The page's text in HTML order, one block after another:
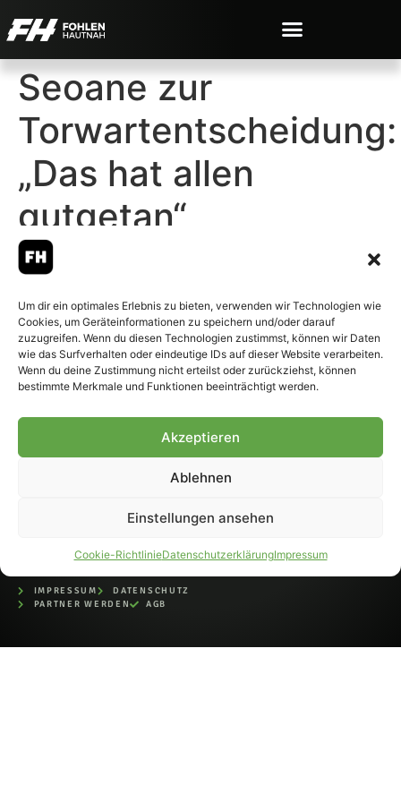
Um dir ein optimales Erlebnis zu bieten, verwenden wir Technologien wie
Cookies, um Geräteinformationen zu speichern und/oder darauf
zuzugreifen. Wenn du diesen Technologien zustimmst, können wir Daten
wie das Surfverhalten oder eindeutige IDs auf dieser Website verarbeiten.
Wenn du deine Zustimmung nicht erteilst oder zurückziehst, können
bestimmte Merkmale und Funktionen beeinträchtigt werden.
Akzeptieren
Ablehnen
Einstellungen ansehen
Cookie-RichtlinieDatenschutzerklärungImpressum
Seoane zur
Torwartentscheidung:
„Das hat allen
gutgetan“
© 2007-2026 Fohlen-Hautnah.de
– Alle rechte vorbehalten.
Fohlen-Hautnah.de ist ein
offiziell eingetragenes Magazin
IMPRESSUM
DATENSCHUTZ
PARTNER WERDEN
AGB